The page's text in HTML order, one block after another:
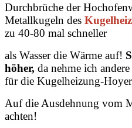
Durchbrüche der
Metallkugeln des
zu 40-80 mal schneller
als Wasserdie Wärme auf!
höher, da nehme ich
für die Kugelheizung-
Auf die Ausdehnung vom
achten!